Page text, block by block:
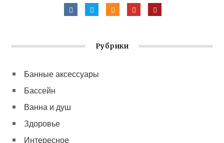
Рубрики
Банные аксессуары
Бассейн
Ванна и душ
Здоровье
Интересное